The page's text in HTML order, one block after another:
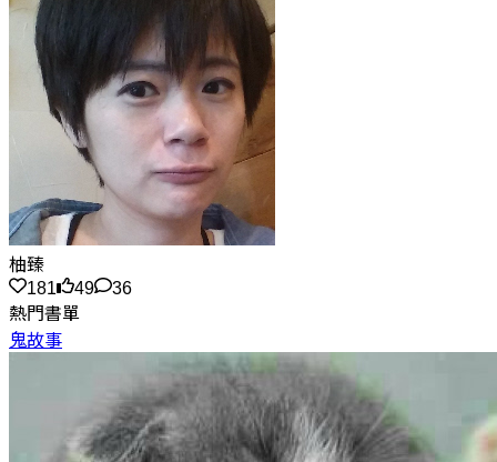
柚臻
181
49
36
熱門書單
鬼故事